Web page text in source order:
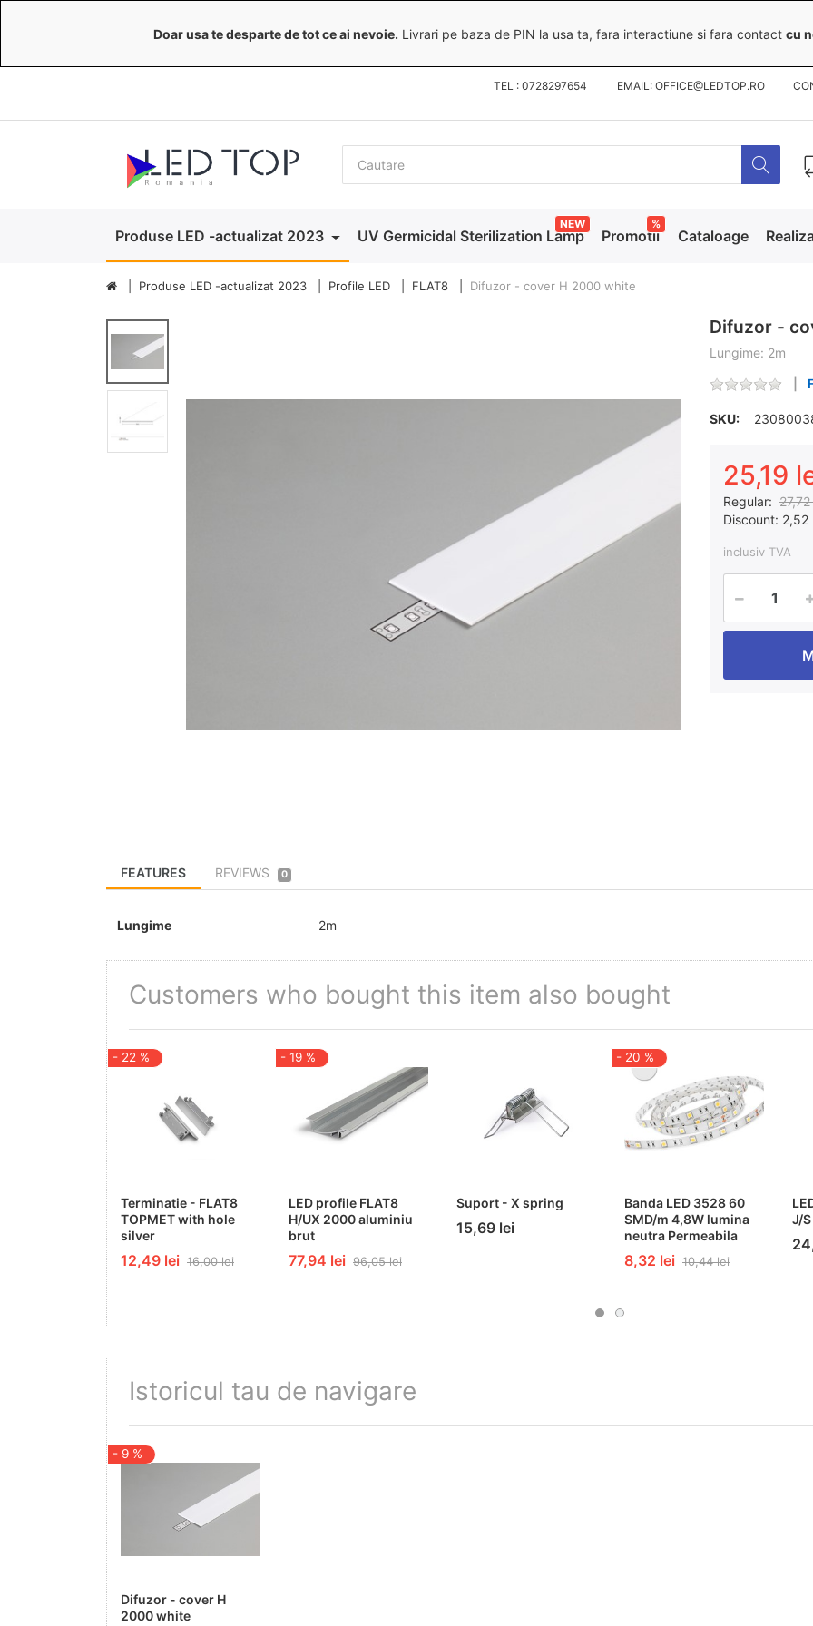
Doar usa te desparte de tot ce ai nevoie. Livrari pe baza de PIN la usa ta, fara interactiune si fara contact cu
TEL : 0728297654 EMAIL: OFFICE@LEDTOP.RO
Produse LED -actualizat 2023 UV Germicidal Sterilization Lamp
NEW
Promotii
%
Cataloage
Produse LED -actualizat 2023 Profile LED FLAT8 Difuzor - cover H 2000 white
Difuzor -
Lungime: 2m
SKU:
25,19
Regular:
Discount: 2,52
inclusiv TVA
FEATURES REVIEWS 0
Lungime 2m
Customers who bought this item also bought
- 22 %
Terminatie - FLAT8
TOPMET with hole
silver
12,49 lei 16,00 lei
- 19 %
LED profile FLAT8
H/UX 2000 aluminiu
brut
77,94 lei 96,05 lei
Suport - X spring
15,69 lei
- 20 %
Banda LED 3528 60
SMD/m 4,8W lumina
neutra Permeabila
8,32 lei 10,44 lei
J/
Istoricul tau de navigare
- 9 %
Difuzor - cover H
2000 white